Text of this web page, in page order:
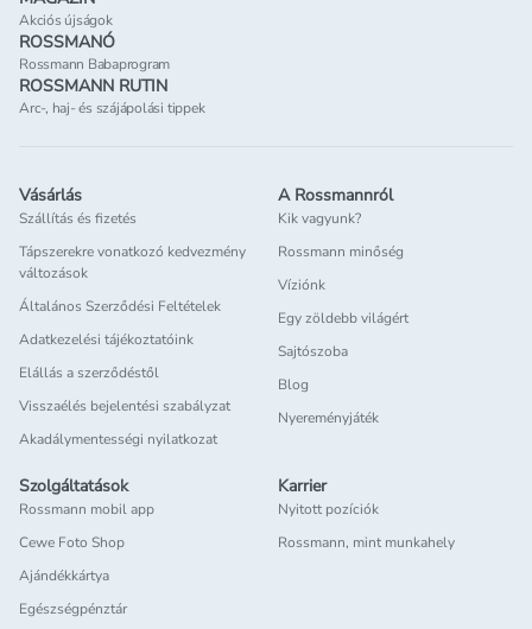
Akciós újságok
ROSSMANÓ
Rossmann Babaprogram
ROSSMANN RUTIN
Arc-, haj- és szájápolási tippek
Vásárlás
Szállítás és fizetés
Tápszerekre vonatkozó kedvezmény
változások
Általános Szerződési Feltételek
Adatkezelési tájékoztatóink
Elállás a szerződéstől
Visszaélés bejelentési szabályzat
Akadálymentességi nyilatkozat
A Rossmannról
Kik vagyunk?
Rossmann minőség
Víziónk
Egy zöldebb világért
Sajtószoba
Blog
Nyereményjáték
Szolgáltatások
Rossmann mobil app
Cewe Foto Shop
Ajándékkártya
Egészségpénztár
Karrier
Nyitott pozíciók
Rossmann, mint munkahely